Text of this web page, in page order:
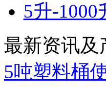
5升-1000
最新资讯及
5吨塑料桶